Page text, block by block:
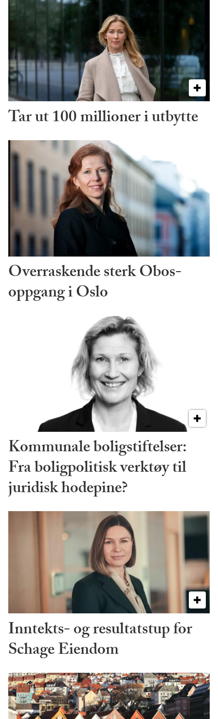
Tar ut 100 millioner i utbytte
Overraskende sterk Obos-
oppgang i Oslo
Kommunale boligstiftelser:
Fra boligpolitisk verktøy til
juridisk hodepine?
Inntekts- og resultatstup for
Schage Eiendom